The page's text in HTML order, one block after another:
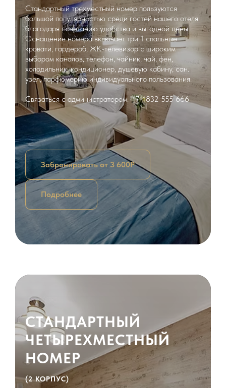
Стандартный трехместный номер пользуются
большой популярностью среди гостей нашего отеля
благодаря сочетанию удобства и выгодной цены.
Оснащение номера включает три 1 спальные
кровати, гардероб, ЖК-телевизор с широким
выбором каналов, телефон, чайник, чай, фен,
холодильник, кондиционер, душевую кабину, сан.
узел, парфюмерию индивидуального пользования.
Связаться с администратором: +7 4832 555 666
Забронировать от 3 600Р
Подробнее
СТАНДАРТНЫЙ
ЧЕТЫРЕХМЕСТНЫЙ
НОМЕР
(2 КОРПУС)